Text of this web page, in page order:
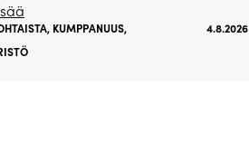
, KUMPPANUUS,
4.8.2026